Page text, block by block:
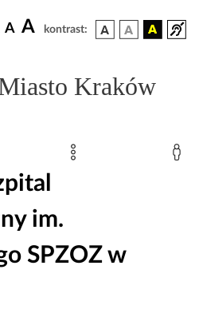
A A kontrast:
Kraków
im.
SPZOZ w